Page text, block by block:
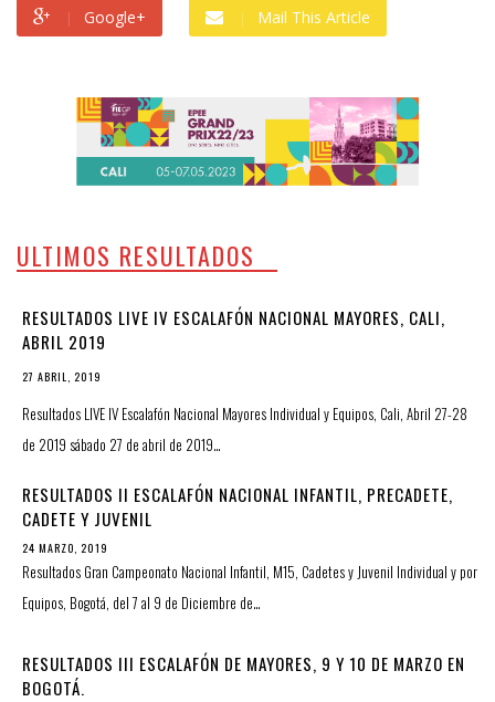
Google+
Mail This Article
ULTIMOS RESULTADOS
RESULTADOS LIVE IV ESCALAFÓN NACIONAL MAYORES, CALI,
ABRIL 2019
27 ABRIL, 2019
Resultados LIVE IV Escalafón Nacional Mayores Individual y Equipos, Cali, Abril 27-28
de 2019 sábado 27 de abril de 2019…
RESULTADOS II ESCALAFÓN NACIONAL INFANTIL, PRECADETE,
CADETE Y JUVENIL
24 MARZO, 2019
Resultados Gran Campeonato Nacional Infantil, M15, Cadetes y Juvenil Individual y por
Equipos, Bogotá, del 7 al 9 de Diciembre de…
RESULTADOS III ESCALAFÓN DE MAYORES, 9 Y 10 DE MARZO EN
BOGOTÁ.